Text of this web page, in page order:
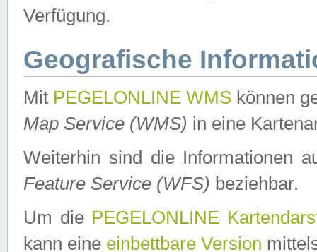
Verfügung.
Geografische
Mit PEGELONLINE WMS können
Map Service (WMS) in eine
Weiterhin sind die Informationen
Feature Service (WFS) beziehbar.
Um die PEGELONLINE
kann eine einbettbare Version